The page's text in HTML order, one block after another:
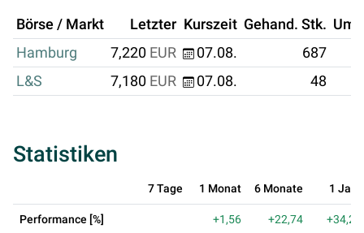
Börse / Markt Letzter Kurszeit Gehand. Stk.
Hamburg
7,220 EUR 07.08. 687
L&S
7,180 EUR 07.08. 48
Statistiken
7 Tage 1 Monat 6 Monate 1 Jahr
Performance [%] +1,56 +22,74 +34,21